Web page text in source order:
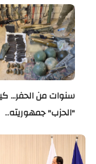
سنوات من الحفر…
"الحزب" جمهوريته..